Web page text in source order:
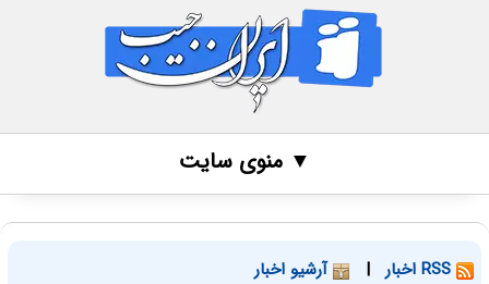
▼ منوی سایت
| آرشیو اخبار